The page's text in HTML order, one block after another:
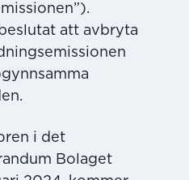
att avbryta
i det
Bolaget